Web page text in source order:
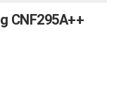
CNF295A++